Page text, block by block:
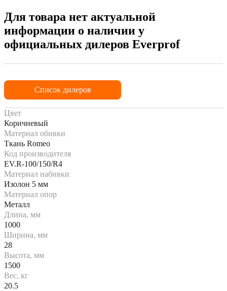
Для товара нет актуальной
информации о наличии у
официальных дилеров Everprof
Список дилеров
Цвет
Коричневый
Материал обивки
Ткань Romeo
Код производителя
EV.R-100/150/R4
Материал набивки
Изолон 5 мм
Материал опор
Металл
Длина, мм
1000
Ширина, мм
28
Высота, мм
1500
Вес, кг
20.5